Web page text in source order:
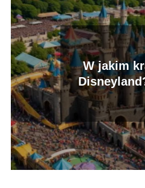
W jakim
wszystkie